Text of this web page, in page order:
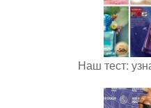
Наш тест: